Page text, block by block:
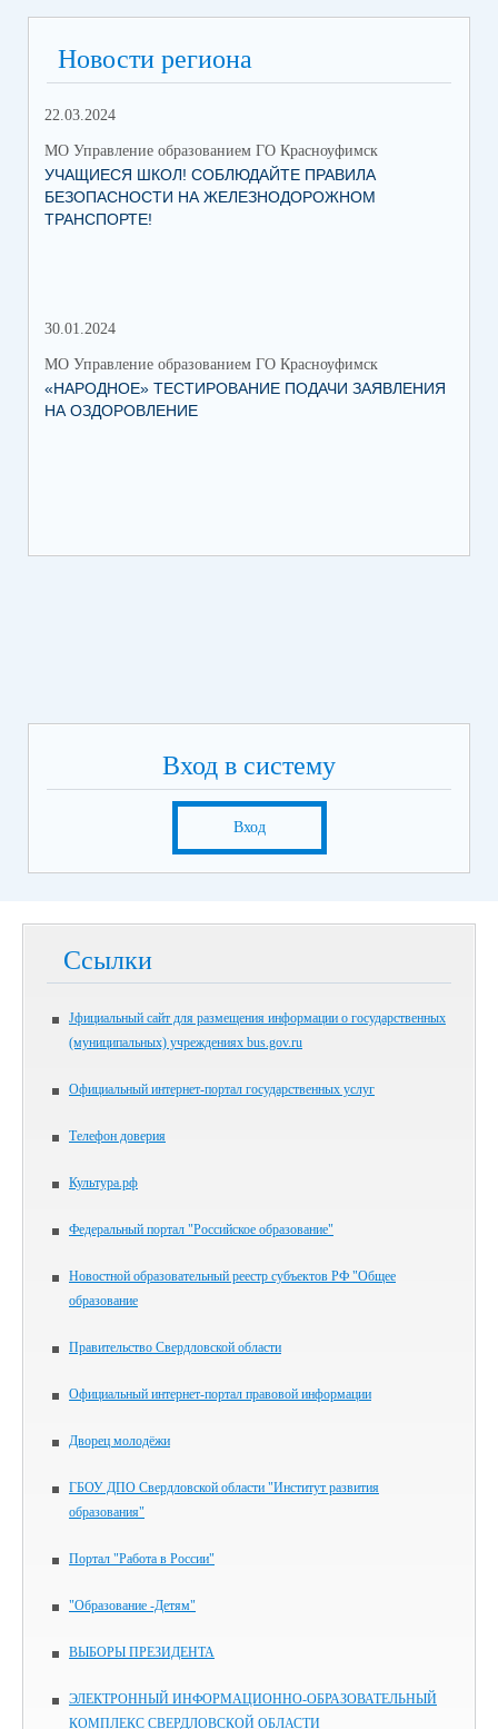
Новости региона
22.03.2024
МО Управление образованием ГО Красноуфимск
УЧАЩИЕСЯ ШКОЛ! СОБЛЮДАЙТЕ ПРАВИЛА
БЕЗОПАСНОСТИ НА ЖЕЛЕЗНОДОРОЖНОМ
ТРАНСПОРТЕ!
30.01.2024
МО Управление образованием ГО Красноуфимск
«НАРОДНОЕ» ТЕСТИРОВАНИЕ ПОДАЧИ ЗАЯВЛЕНИЯ
НА ОЗДОРОВЛЕНИЕ
Вход в систему
Вход
Ссылки
Jфициальный сайт для размещения информации о государственных
(муниципальных) учреждениях bus.gov.ru
Официальный интернет-портал государственных услуг
Телефон доверия
Культура.рф
Федеральный портал "Российское образование"
Новостной образовательный реестр субъектов РФ "Общее
образование
Правительство Свердловской области
Официальный интернет-портал правовой информации
Дворец молодёжи
ГБОУ ДПО Свердловской области "Институт развития
образования"
Портал "Работа в России"
"Образование -Детям"
ВЫБОРЫ ПРЕЗИДЕНТА
ЭЛЕКТРОННЫЙ ИНФОРМАЦИОННО-ОБРАЗОВАТЕЛЬНЫЙ
КОМПЛЕКС СВЕРДЛОВСКОЙ ОБЛАСТИ